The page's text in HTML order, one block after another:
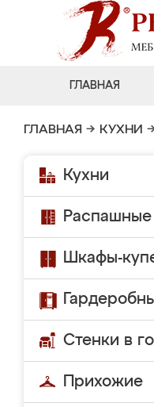
ГЛАВНАЯ
ГЛАВНАЯ → КУХНИ
Кухни
Шкафы-
Стенки в
Прихожие